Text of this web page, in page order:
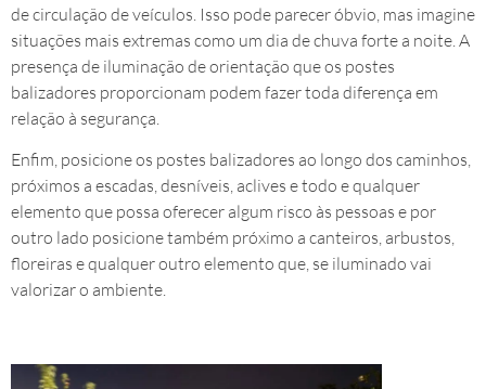
de circulação de veículos. Isso pode parecer óbvio, mas imagine
situações mais extremas como um dia de chuva forte a noite. A
presença de iluminação de orientação que os postes
balizadores proporcionam podem fazer toda diferença em
relação à segurança.
Enfim, posicione os postes balizadores ao longo dos caminhos,
próximos a escadas, desníveis, aclives e todo e qualquer
elemento que possa oferecer algum risco às pessoas e por
outro lado posicione também próximo a canteiros, arbustos,
floreiras e qualquer outro elemento que, se iluminado vai
valorizar o ambiente.